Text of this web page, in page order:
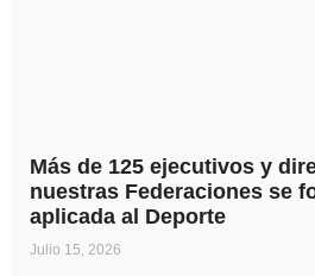
Más de 125 ejecutivos y
nuestras Federaciones se
aplicada al Deporte
Julio 15, 2026